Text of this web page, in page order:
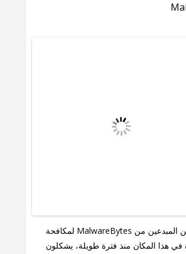
في حين لم تكن المبدعين من MalwareBytes لمكافحة
في هذا المكان منذ فترة طويلة، يشكلون